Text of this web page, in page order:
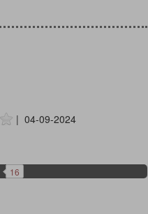
| 04-09-2024
16